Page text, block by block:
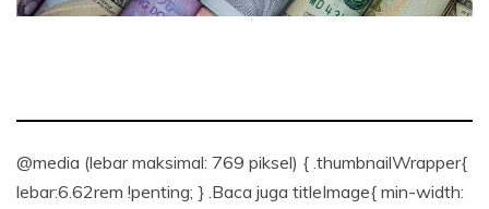
@media (lebar maksimal: 769 piksel) { .thumbnailWrapper{
lebar:6.62rem !penting; } .Baca juga titleImage{ min-width: